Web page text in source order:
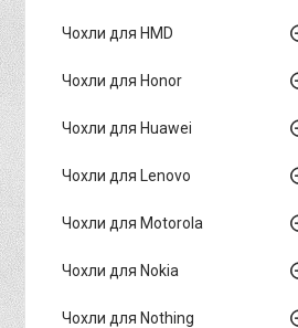
Чохли для HMD
Чохли для Honor
Чохли для Huawei
Чохли для Lenovo
Чохли для Motorola
Чохли для Nokia
Чохли для Nothing